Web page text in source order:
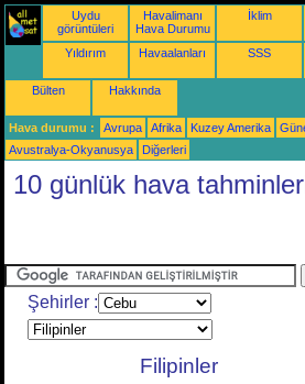
Uydu
görüntüleri
Havalimanı
Hava Durumu
İklim
Yıldırım Havaalanları SSS
Bülten Hakkında
Hava durumu : Avrupa Afrika Kuzey Amerika
Avustralya-Okyanusya
Diğerleri
10 günlük hava
Şehirler :
Filipinler